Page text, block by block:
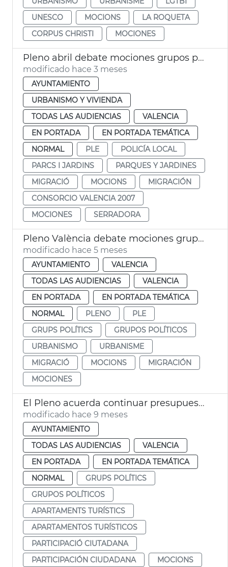
UNESCO
MOCIONS
LA ROQUETA
CORPUS CHRISTI
MOCIONES
Pleno abril debate mociones grupos políticos
modificado hace 3 meses
AYUNTAMIENTO
URBANISMO Y VIVIENDA
TODAS LAS AUDIENCIAS
VALENCIA
EN PORTADA
EN PORTADA TEMÁTICA
NORMAL
PLE
POLICÍA LOCAL
PARCS I JARDINS
PARQUES Y JARDINES
MIGRACIÓ
MOCIONS
MIGRACIÓN
CONSORCIO VALENCIA 2007
MOCIONES
SERRADORA
Pleno València debate mociones grupos municipales
modificado hace 5 meses
AYUNTAMIENTO
VALENCIA
TODAS LAS AUDIENCIAS
VALENCIA
EN PORTADA
EN PORTADA TEMÁTICA
NORMAL
PLENO
PLE
GRUPS POLÍTICS
GRUPOS POLÍTICOS
URBANISMO
URBANISME
MIGRACIÓ
MOCIONS
MIGRACIÓN
MOCIONES
El Pleno acuerda continuar presupuestos participativos ‘VLC Participa’
modificado hace 9 meses
AYUNTAMIENTO
TODAS LAS AUDIENCIAS
VALENCIA
EN PORTADA
EN PORTADA TEMÁTICA
NORMAL
GRUPS POLÍTICS
GRUPOS POLÍTICOS
APARTAMENTS TURÍSTICS
APARTAMENTOS TURÍSTICOS
PARTICIPACIÓ CIUTADANA
PARTICIPACIÓN CIUDADANA
MOCIONS